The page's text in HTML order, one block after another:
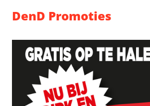
DenD Promoties